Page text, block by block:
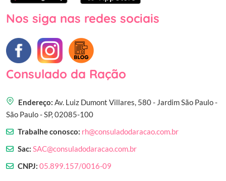
Nos siga nas redes sociais
Consulado da Ração
Endereço: Av. Luiz Dumont Villares, 580 - Jardim São Paulo -
São Paulo - SP, 02085-100
Trabalhe conosco: rh@consuladodaracao.com.br
Sac: SAC@consuladodaracao.com.br
CNPJ: 05.899.157/0016-09